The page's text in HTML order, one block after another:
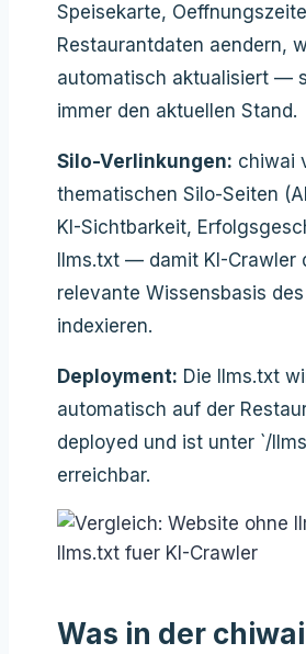
Speisekarte,
Restaurantdaten aendern,
automatisch aktualisiert —
immer den aktuellen Stand.
Silo-Verlinkungen: chiwai
thematischen Silo-Seiten
KI-Sichtbarkeit,
llms.txt — damit KI-Crawler
relevante Wissensbasis
indexieren.
Deployment: Die llms.txt
automatisch auf der
deployed und ist unter `/
erreichbar.
Was in der